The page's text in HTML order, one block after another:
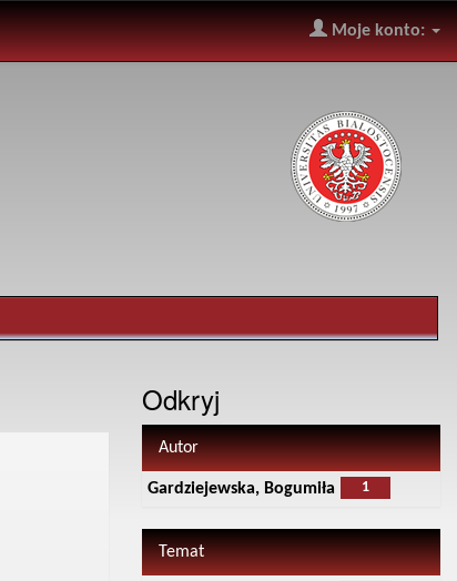
Moje konto:
Odkryj
Autor
1
Gardziejewska, Bogumiła
Temat